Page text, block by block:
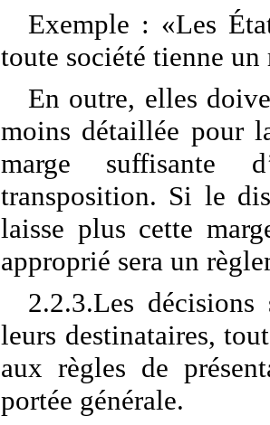
Exemple : «Les
toute société tienne
En outre, elles
moins détaillée pour
marge suffisante
transposition. Si le
laisse plus cette
approprié sera un
2.2.3.Les
leurs destinataires,
aux règles de
portée générale.